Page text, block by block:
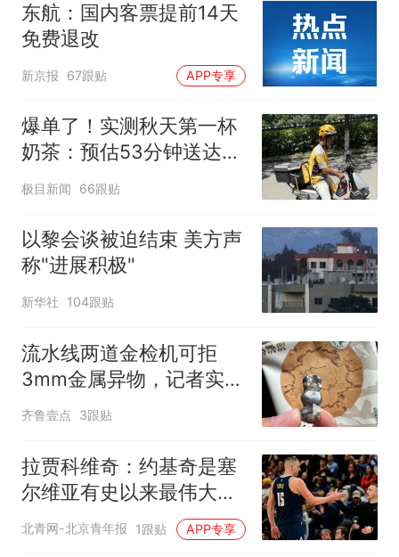
东航：国内客票提前14天
免费退改
新京报 67跟贴 APP专享
爆单了！实测秋天第一杯
奶茶：预估53分钟送达，
实际耗时92分钟
极目新闻 66跟贴
以黎会谈被迫结束 美方声
称"进展积极"
新华社 104跟贴
流水线两道金检机可拒
3mm金属异物，记者实探
泸溪河车间！公司回应为
齐鲁壹点 3跟贴
拉贾科维奇：约基奇是塞
尔维亚有史以来最伟大的
球员
北青网-北京青年报 1跟贴 APP专享